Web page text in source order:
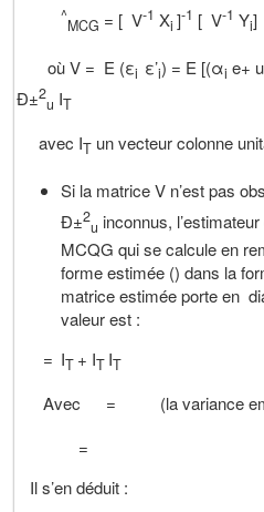
^
MCG = [ V-1 Xi]-1 [ V-1 Yi
où V = E (εi ε’i) = E [(αi e+ u
Ð±2
u IT
avec IT un vecteur colonne
Si la matrice V n’est pas
Ð±2
u inconnus,
MCQG qui se calcule en
forme estimée () dans la
matrice estimée porte en
valeur est :
= IT + IT IT
Avec = (la variance
=
Il s’en déduit :